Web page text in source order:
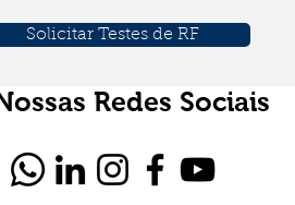
Solicitar Testes de RF
Redes Sociais